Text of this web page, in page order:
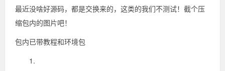
最近没啥好源码，都是交换来的，这类的我们不测试！截个压
缩包内的图片吧！
包内已带教程和环境包